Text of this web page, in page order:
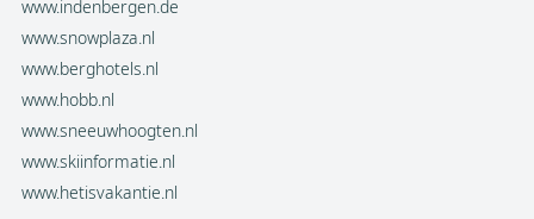
www.indenbergen.de
www.snowplaza.nl
www.berghotels.nl
www.hobb.nl
www.sneeuwhoogten.nl
www.skiinformatie.nl
www.hetisvakantie.nl